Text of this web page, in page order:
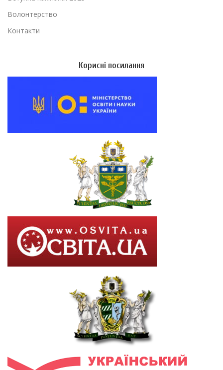
Волонтерство
Контакти
Корисні посилання